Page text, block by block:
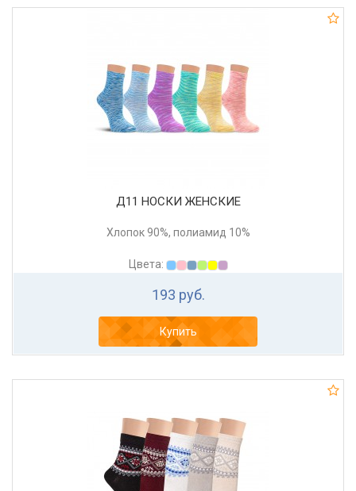
Д11 НОСКИ ЖЕНСКИЕ
Хлопок 90%, полиамид 10%
Цвета:
193 руб.
Купить